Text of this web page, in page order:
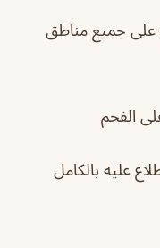
على جميع مناطق
الفحم
عليه بالكامل